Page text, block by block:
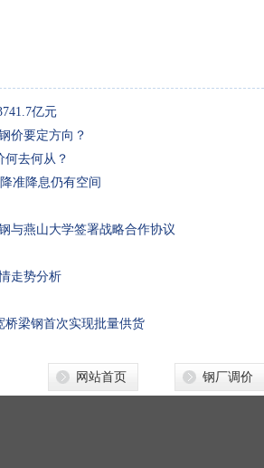
亿元
价要定方向？
何去何从？
准降息仍有空间
与燕山大学签署战略合作协议
走势分析
桥梁钢首次实现批量供货
网站首页 钢厂调价